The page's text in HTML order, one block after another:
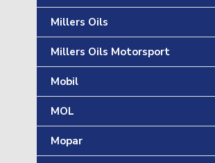
Millers Oils
Millers Oils Motorsport
Mobil
MOL
Mopar